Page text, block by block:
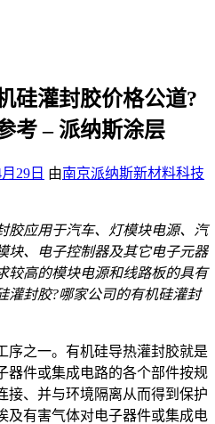
硅灌封胶价格公道?
考 – 派纳斯涂层
29日 由南京派纳斯新材料科技
胶应用于汽车、灯模块电源、汽
块、电子控制器及其它电子元器
较高的模块电源和线路板的具有
灌封胶?哪家公司的有机硅灌封
序之一。有机硅导热灌封胶就是
器件或集成电路的各个部件按规
接、并与环境隔离从而得到保护
及有害气体对电子器件或集成电